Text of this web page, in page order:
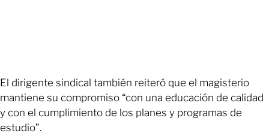
El dirigente sindical también reiteró que el magisterio
mantiene su compromiso “con una educación de calidad
y con el cumplimiento de los planes y programas de
estudio”.